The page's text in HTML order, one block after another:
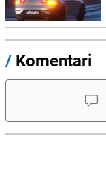
/ Komentari